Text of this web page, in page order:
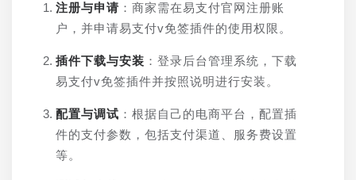
注册与申请 ：商家需在易支付官网注册账
户，并申请易支付v免签插件的使用权限。
插件下载与安装 ：登录后台管理系统，下载
易支付v免签插件并按照说明进行安装。
配置与调试 ：根据自己的电商平台，配置插
件的支付参数，包括支付渠道、服务费设置
等。